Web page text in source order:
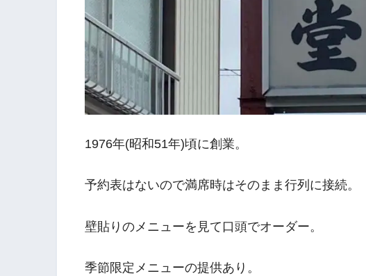
1976年(昭和51年)頃に創業。
予約表はないので満席時はそのまま行列に接続。
壁貼りのメニューを見て口頭でオーダー。
季節限定メニューの提供あり。